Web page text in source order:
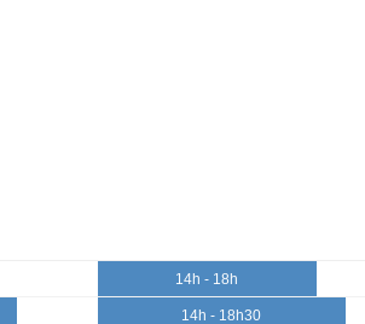
14h - 18h
14h - 18h30